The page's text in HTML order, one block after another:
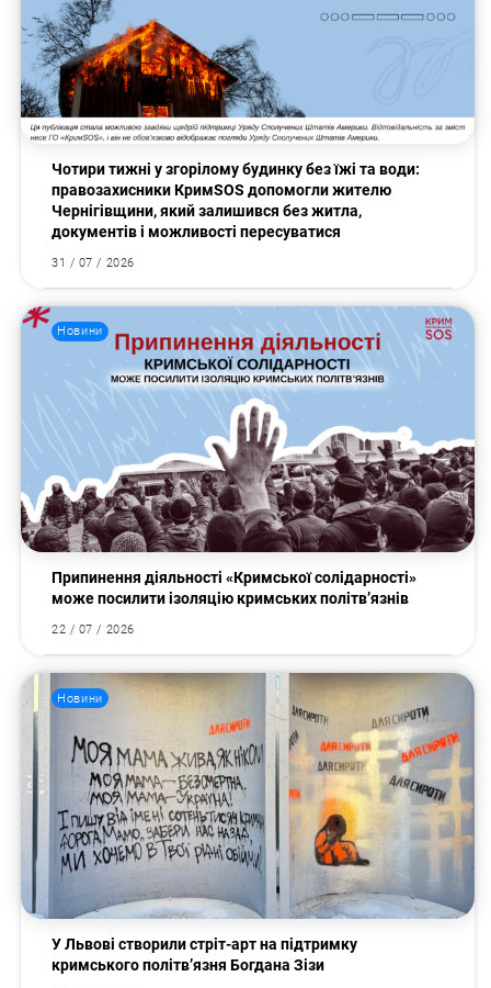
Пошук за запитом:
Чотири тижні у згорілому будинку без їжі та води:
правозахисники КримSOS допомогли жителю
Чернігівщини, який залишився без житла,
документів і можливості пересуватися
31 / 07 / 2026
Новини
Припинення діяльності «Кримської солідарності»
може посилити ізоляцію кримських політв’язнів
22 / 07 / 2026
Новини
У Львові створили стріт-арт на підтримку
кримського політв’язня Богдана Зізи